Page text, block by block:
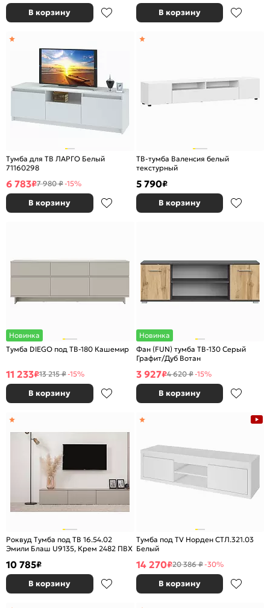
В корзину В корзину
Тумба для ТВ ЛАРГО Белый
71160298
6 783₽7 980 ₽-15%
В корзину
ТВ-тумба Валенсия белый
текстурный
5 790₽
В корзину
Новинка
Тумба DIEGO под ТВ-180 Кашемир
11 233₽13 215 ₽-15%
В корзину
Новинка
Фан (FUN) тумба ТВ-130 Серый
Графит/Дуб Вотан
3 927₽4 620 ₽-15%
В корзину
Роквуд Тумба под ТВ 16.54.02
Эмили Блаш U9135, Крем 2482 ПВХ
10 785₽
В корзину
Тумба под TV Норден СТЛ.321.03
Белый
14 270₽20 386 ₽-30%
В корзину